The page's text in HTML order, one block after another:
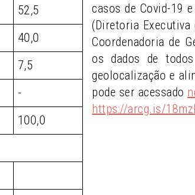
52,5
40,0
7,5
-
100,0
casos de Covid-19
(Diretoria Executiva
Coordenadoria de
os dados de
geolocalização e
pode ser acessado
https://arcg.is/